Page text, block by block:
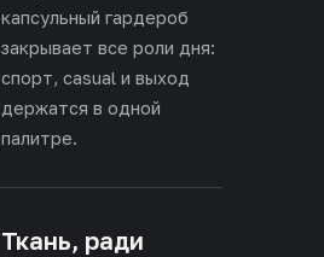
капсульный гардероб
закрывает все роли дня:
спорт, casual и выход
держатся в одной
палитре.
Ткань, ради